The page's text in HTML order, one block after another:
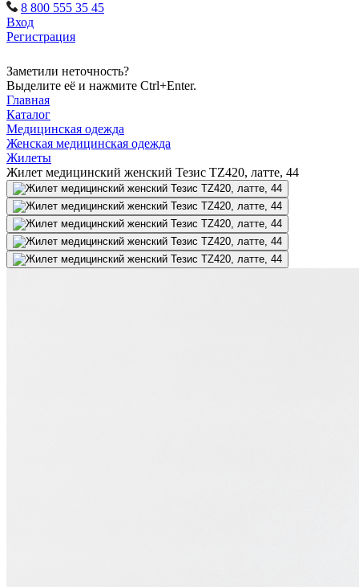
8 800 555 35 45
Вход
Регистрация
Заметили неточность?
Выделите её и нажмите Ctrl+Enter.
Главная
Каталог
Медицинская одежда
Женская медицинская одежда
Жилеты
Жилет медицинский женский Тезис TZ420, латте, 44